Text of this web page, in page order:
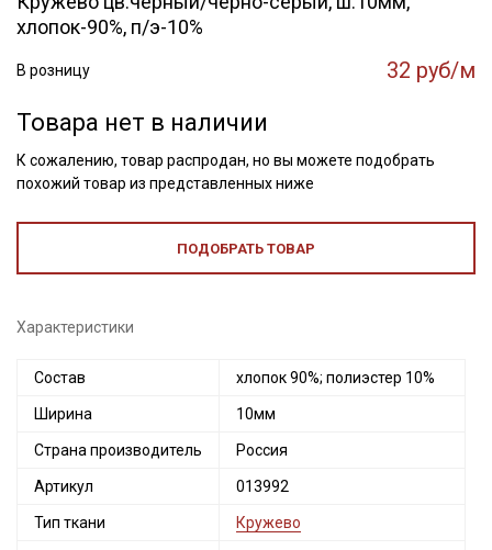
хлопок-90%, п/э-10%
В розницу 32 руб/м
Товара нет в наличии
К сожалению, товар распродан, но вы можете подобрать
похожий товар из представленных ниже
ПОДОБРАТЬ ТОВАР
Характеристики
Состав хлопок 90%; полиэстер 10%
Ширина 10мм
Страна производитель Россия
Артикул 013992
Тип ткани Кружево